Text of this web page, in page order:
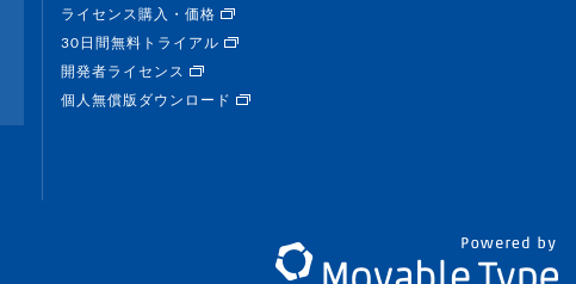
ライセンス購入・価格
30日間無料トライアル
開発者ライセンス
個人無償版ダウンロード